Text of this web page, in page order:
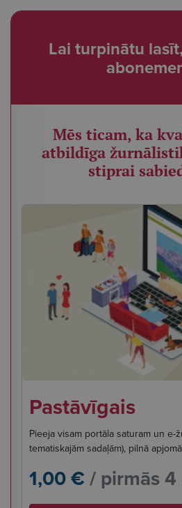
Lai turpinātu
Mēs ticam, ka
atbildīga
stiprai
Pastāvīgais
Pieeja visam portāla saturam un e-
tematiskajām sadaļām), pilnā
1,00 € / pirmās 4